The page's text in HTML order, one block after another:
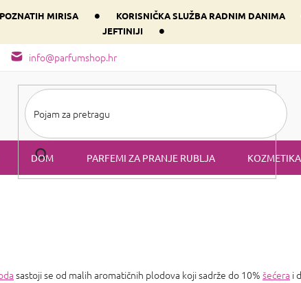
MIRISA • KORISNIČKA SLUŽBA RADNIM DANIMA
JEFTINIJI
•
info@parfumshop.hr
svog srca prema dominantnoj komponenti
DOM PARFEMI ZA PRANJE RUBLJA KOZMETIKA
sastoji se od malih aromatičnih plodova koji sadrže do 10% šećera i